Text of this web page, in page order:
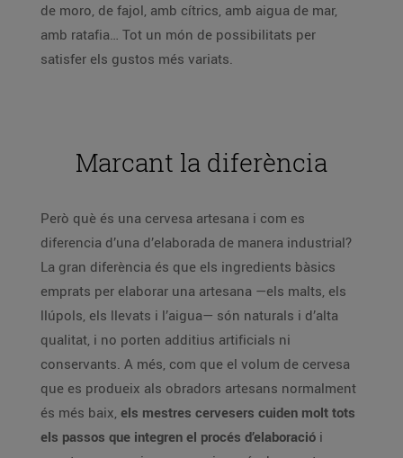
de moro, de fajol, amb cítrics, amb aigua de mar,
amb ratafia… Tot un món de possibilitats per
satisfer els gustos més variats.
Marcant la diferència
Però què és una cervesa artesana i com es
diferencia d’una d’elaborada de manera industrial?
La gran diferència és que els ingredients bàsics
emprats per elaborar una artesana —els malts, els
llúpols, els llevats i l’aigua— són naturals i d’alta
qualitat, i no porten additius artificials ni
conservants. A més, com que el volum de cervesa
que es produeix als obradors artesans normalment
és més baix, els mestres cervesers cuiden molt tots
els passos que integren el procés d’elaboració i